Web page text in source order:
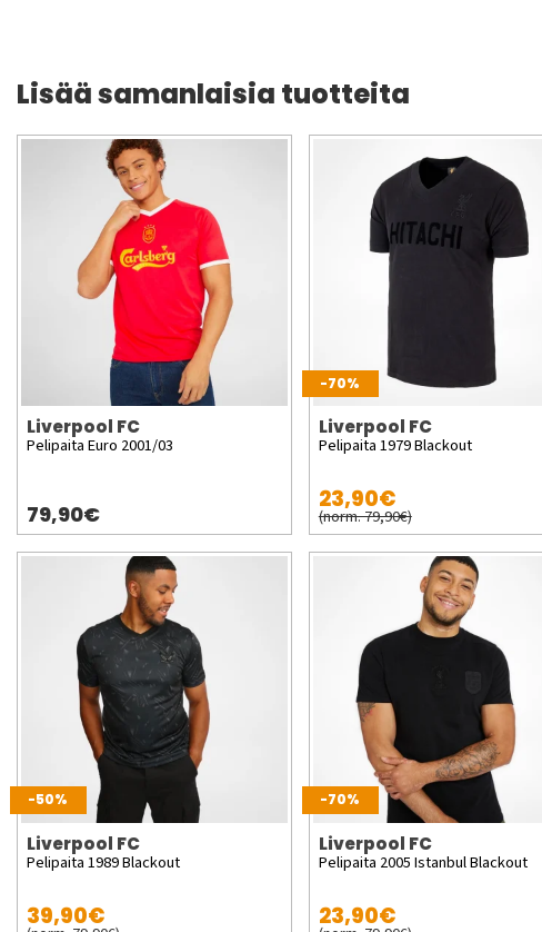
Lisää samanlaisia tuotteita
Liverpool FC
Pelipaita Euro 2001/03
79,90€
-70%
Liverpool FC
Pelipaita 1979 Blackout
23,90€
(norm. 79,90€)
-50%
Liverpool FC
Pelipaita 1989 Blackout
39,90€
-70%
Liverpool FC
Pelipaita 2005 Istanbul Blackout
23,90€